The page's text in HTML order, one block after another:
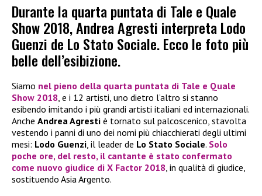
Durante la quarta puntata di Tale e Quale
Show 2018, Andrea Agresti interpreta Lodo
Guenzi de Lo Stato Sociale. Ecco le foto più
belle dell’esibizione.
Siamo nel pieno della quarta puntata di Tale e Quale
Show 2018, e i 12 artisti, uno dietro l’altro si stanno
esibendo imitando i più grandi artisti italiani ed internazionali.
Anche Andrea Agresti è tornato sul palcoscenico, stavolta
vestendo i panni di uno dei nomi più chiacchierati degli ultimi
mesi: Lodo Guenzi, il leader de Lo Stato Sociale. Solo
poche ore, del resto, il cantante è stato confermato
come nuovo giudice di X Factor 2018, in qualità di giudice,
sostituendo Asia Argento.